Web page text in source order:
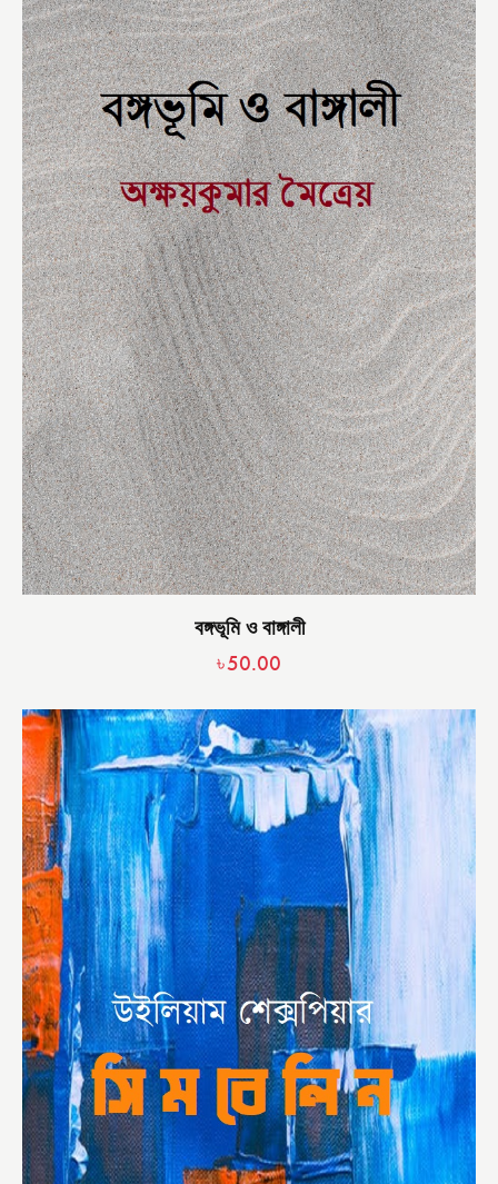
বঙ্গভূমি ও বাঙ্গালী
৳50.00